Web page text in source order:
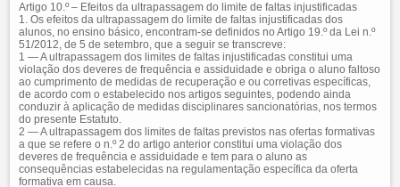
Artigo 10.º – Efeitos da ultrapassagem do limite de faltas injustificadas
1. Os efeitos da ultrapassagem do limite de faltas injustificadas dos
alunos, no ensino básico, encontram-se definidos no Artigo 19.º da Lei n.º
51/2012, de 5 de setembro, que a seguir se transcreve:
1 — A ultrapassagem dos limites de faltas injustificadas constitui uma
violação dos deveres de frequência e assiduidade e obriga o aluno faltoso
ao cumprimento de medidas de recuperação e ou corretivas específicas,
de acordo com o estabelecido nos artigos seguintes, podendo ainda
conduzir à aplicação de medidas disciplinares sancionatórias, nos termos
do presente Estatuto.
2 — A ultrapassagem dos limites de faltas previstos nas ofertas formativas
a que se refere o n.º 2 do artigo anterior constitui uma violação dos
deveres de frequência e assiduidade e tem para o aluno as
consequências estabelecidas na regulamentação específica da oferta
formativa em causa.